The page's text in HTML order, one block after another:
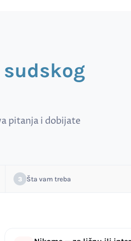
pitanja i dobijate
3 Šta vam treba